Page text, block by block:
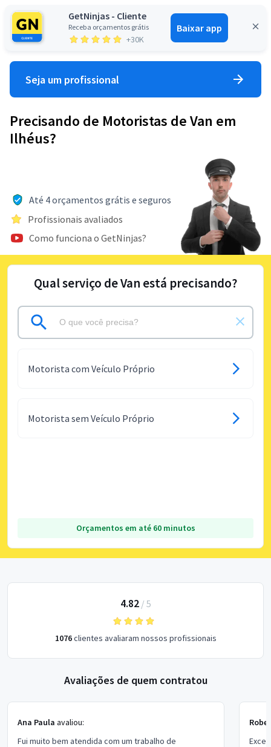
GetNinjas - Cliente
Receba orçamentos grátis
+30K
Baixar app
Entrar
Seja um profissional
Precisando de Motoristas de Van em
Ilhéus?
Até 4 orçamentos grátis e seguros
Profissionais avaliados
Como funciona o GetNinjas?
Qual serviço de Van está precisando?
Motorista com Veículo Próprio
Motorista sem Veículo Próprio
Orçamentos em até 60 minutos
4.82/ 5
1076clientes avaliaram nossos profissionais
Avaliações de quem contratou
Ana Paula avaliou:
Fui muito bem atendida com um trabalho de